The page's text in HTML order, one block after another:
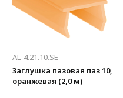
AL-4.21.10.SE
Заглушка пазовая паз 10,
оранжевая (2,0 м)